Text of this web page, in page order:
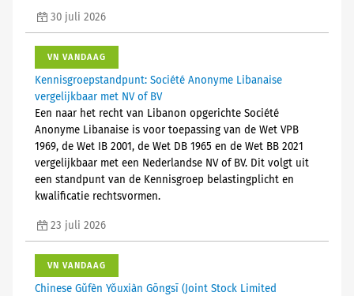
30 juli 2026
VN VANDAAG
Kennisgroepstandpunt: Société Anonyme Libanaise
vergelijkbaar met NV of BV
Een naar het recht van Libanon opgerichte Société
Anonyme Libanaise is voor toepassing van de Wet VPB
1969, de Wet IB 2001, de Wet DB 1965 en de Wet BB 2021
vergelijkbaar met een Nederlandse NV of BV. Dit volgt uit
een standpunt van de Kennisgroep belastingplicht en
kwalificatie rechtsvormen.
23 juli 2026
VN VANDAAG
Chinese Gǔfèn Yǒuxiàn Gōngsī (Joint Stock Limited